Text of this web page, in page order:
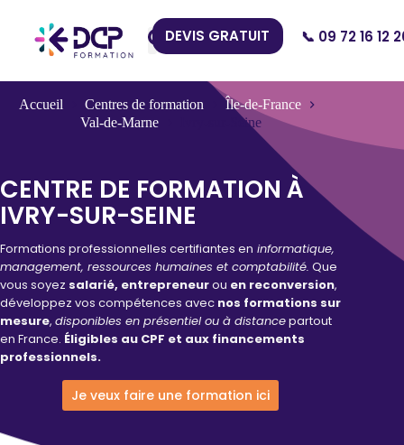
DEVIS GRATUIT 📞 09 72 16 12
Accueil Centres de formation
Île-de-France
Val-de-Marne
Ivry-sur-Seine
CENTRE DE FORMATION À
IVRY-SUR-SEINE
Formations professionnelles certifiantes en informatique,
management, ressources humaines et comptabilité. Que
vous soyez salarié, entrepreneurou en reconversion,
développez vos compétences avec nos formations sur
mesure, disponibles en présentiel ou à distancepartout
en France. Éligibles au CPF et aux financements
professionnels.
Je veux faire une formation ici